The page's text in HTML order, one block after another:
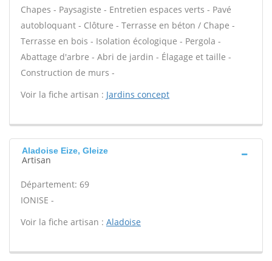
Chapes - Paysagiste - Entretien espaces verts - Pavé
autobloquant - Clôture - Terrasse en béton / Chape -
Terrasse en bois - Isolation écologique - Pergola -
Abattage d'arbre - Abri de jardin - Élagage et taille -
Construction de murs -
Voir la fiche artisan : Jardins concept
Aladoise Eize, Gleize
Artisan
Département: 69
IONISE -
Voir la fiche artisan : Aladoise